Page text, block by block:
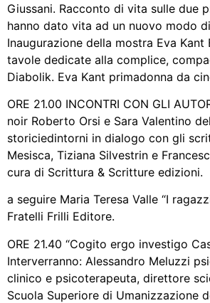
Giussani. Racconto di vita sulle due
hanno dato vita ad un nuovo modo
Inaugurazione della mostra Eva Kant
tavole dedicate alla complice,
Diabolik. Eva Kant primadonna da
ORE 21.00 INCONTRI CON GLI
noir Roberto Orsi e Sara Valentino
storiciedintorni in dialogo con gli
Mesisca, Tiziana Silvestrin e
cura di Scrittura & Scritture edizioni.
a seguire Maria Teresa Valle “I
Fratelli Frilli Editore.
ORE 21.40 “Cogito ergo investigo
Interverranno: Alessandro Meluzzi
clinico e psicoterapeuta, direttore
Scuola Superiore di Umanizzazione